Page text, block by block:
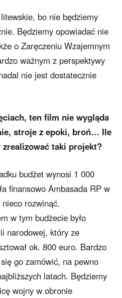
bo nie będziemy
Będziemy opowiadać nie
o Zaręczeniu Wzajemnym
ważnym z perspektywy
nie jest dostatecznie
ten film nie wygląda
stroje z epoki, broń… Ile
zrealizować taki projekt?
budżet wynosi 1 000
finansowo Ambasada RP w
rozwinąć.
w tym budżecie było
narodowej, który ze
ok. 800 euro. Bardzo
go zamówić, na pewno
latach. Będziemy
wojny w obronie